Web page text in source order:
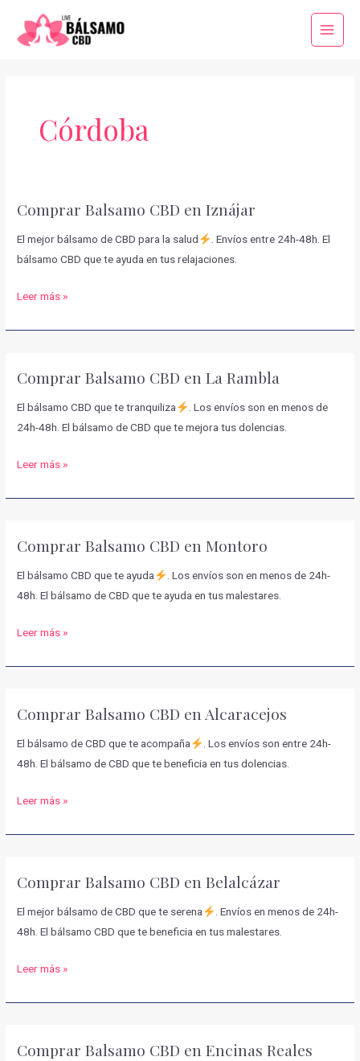
contenido
Main
Córdoba
Comprar Balsamo CBD en Iznájar
El mejor bálsamo de CBD para la salud
. Envíos entre 24h-48h. El
bálsamo CBD que te ayuda en tus relajaciones.
Comprar
Iznájar
Leer más »
Comprar Balsamo CBD en La Rambla
El bálsamo CBD que te tranquiliza
. Los envíos son en menos de
24h-48h. El bálsamo de CBD que te mejora tus dolencias.
Comprar
La
Leer más »
Comprar Balsamo CBD en Montoro
El bálsamo CBD que te ayuda
. Los envíos son en menos de 24h-
48h. El bálsamo de CBD que te ayuda en tus malestares.
Comprar
Montoro
Leer más »
Comprar Balsamo CBD en Alcaracejos
El bálsamo de CBD que te acompaña
. Los envíos son entre 24h-
48h. El bálsamo de CBD que te beneficia en tus dolencias.
Comprar
Alcaracejos
Leer más »
Comprar Balsamo CBD en Belalcázar
El mejor bálsamo de CBD que te serena
. Envíos en menos de 24h-
48h. El bálsamo CBD que te beneficia en tus malestares.
Comprar
Belalcázar
Leer más »
Comprar Balsamo CBD en Encinas Reales